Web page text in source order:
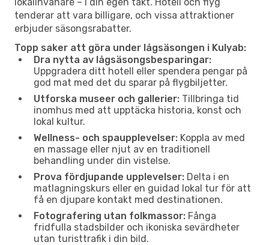
tenderar att vara billigare, och vissa attraktioner
erbjuder säsongsrabatter.
Topp saker att göra under lågsäsongen i Kulyab:
Dra nytta av lågsäsongsbesparingar:
Uppgradera ditt hotell eller spendera pengar på
god mat med det du sparar på flygbiljetter.
Utforska museer och gallerier: Tillbringa tid
inomhus med att upptäcka historia, konst och
lokal kultur.
Wellness- och spaupplevelser: Koppla av med
en massage eller njut av en traditionell
behandling under din vistelse.
Prova fördjupande upplevelser: Delta i en
matlagningskurs eller en guidad lokal tur för att
få en djupare kontakt med destinationen.
Fotografering utan folkmassor: Fånga
fridfulla stadsbilder och ikoniska sevärdheter
utan turisttrafik i din bild.